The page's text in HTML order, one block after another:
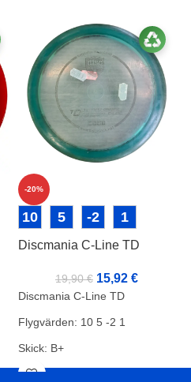
-20%
10 5 -2 1
Discmania C-Line TD
19,90€ 15,92 €
Discmania C-Line TD
Flygvärden: 10 5 -2 1
Skick: B+
Vikt: 176g